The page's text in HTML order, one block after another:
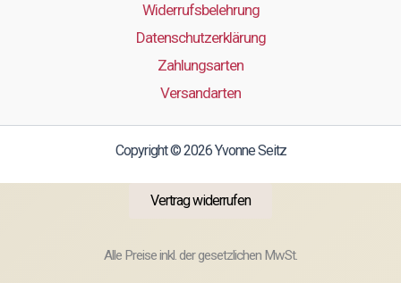
Widerrufsbelehrung
Datenschutzerklärung
Zahlungsarten
Versandarten
Copyright © 2026 Yvonne Seitz
Vertrag widerrufen
Alle Preise inkl. der gesetzlichen MwSt.